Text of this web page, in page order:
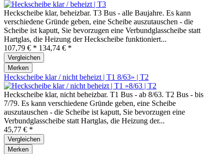
Heckscheibe klar, beheizbar. T3 Bus - alle Baujahre. Es kann
verschiedene Gründe geben, eine Scheibe auszutauschen - die
Scheibe ist kaputt, Sie bevorzugen eine Verbundglasscheibe statt
Hartglas, die Heizung der Heckscheibe funktioniert...
107,79 € * 134,74 € *
Vergleichen
Merken
Heckscheibe klar / nicht beheizt | T1 8/63» | T2
Heckscheibe klar, nicht beheizbar. T1 Bus - ab 8/63. T2 Bus - bis
7/79. Es kann verschiedene Gründe geben, eine Scheibe
auszutauschen - die Scheibe ist kaputt, Sie bevorzugen eine
Verbundglasscheibe statt Hartglas, die Heizung der...
45,77 € *
Vergleichen
Merken